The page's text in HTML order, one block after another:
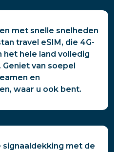
met snelle snelheden
travel eSIM, die 4G-
het hele land volledig
van soepel
en
waar u ook bent.
signaaldekking met de